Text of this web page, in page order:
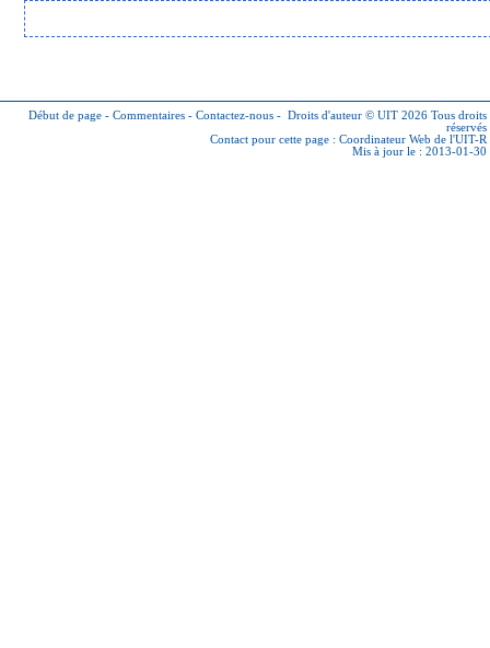
Début de page - Commentaires - Contactez-nous - Droits d'auteur © UIT 2026 Tous droits
réservés
Contact pour cette page : Coordinateur Web de l'UIT-R
Mis à jour le : 2013-01-30